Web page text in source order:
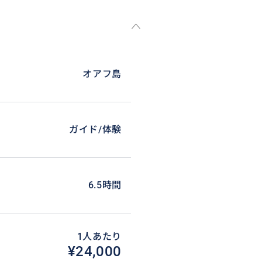
オアフ島
ガイド/体験
6.5時間
1人あたり
¥24,000